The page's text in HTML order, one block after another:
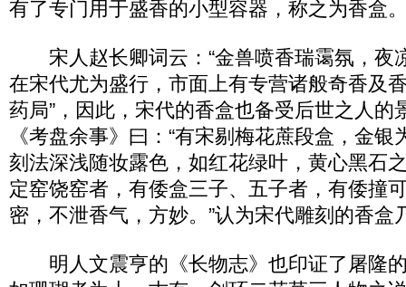
有了专门用于盛香的小型容器，称之为香盒
宋人赵长卿词云：“金兽喷香瑞霭氛，夜
在宋代尤为盛行，市面上有专营诸般奇香及
药局”，因此，宋代的香盒也备受后世之人的
《考盘余事》曰：“有宋剔梅花蔗段盒，金
刻法深浅随妆露色，如红花绿叶，黄心黑石
定窑饶窑者，有倭盒三子、五子者，有倭撞
密，不泄香气，方妙。”认为宋代雕刻的香盒
明人文震亨的《长物志》也印证了屠隆的